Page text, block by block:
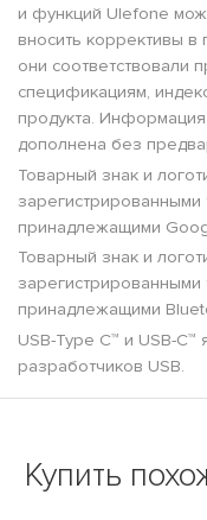
и функций Ulefone
вносить коррективы
они соответствовали
спецификациям,
продукта.
дополнена без
Товарный знак и
принадлежащими
Товарный знак и
принадлежащими
USB-Type C™ и USB-
разработчиков USB.
Купить